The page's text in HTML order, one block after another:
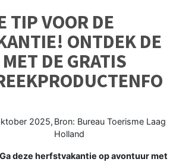
TIP VOOR DE
ONTDEK DE
DE GRATIS
2025, Bron: Bureau Toerisme Laag
Holland
Ga deze herfstvakantie op avontuur met